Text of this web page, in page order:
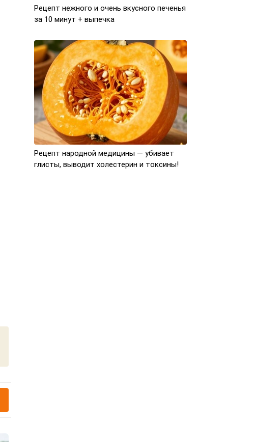
Рецепт нежного и очень вкусного печенья
за 10 минут + выпечка
Рецепт народной медицины — убивает
глисты, выводит холестерин и токсины!